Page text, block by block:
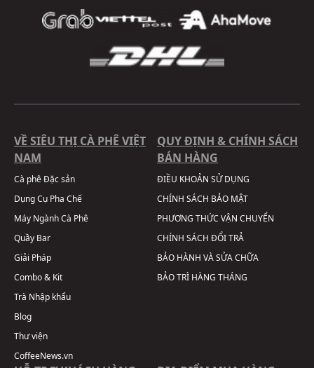
VỀ SIÊU THỊ CÀ PHÊ VIỆT
NAM
Cà phê Đặc sản
Dụng Cụ Pha Chế
Máy Ngành Cà Phê
Quầy Bar
Giải Pháp
Combo & Kit
Trà Nhập khẩu
Blog
Thư viện
CoffeeNews.vn
QUY ĐỊNH & CHÍNH SÁCH
BÁN HÀNG
ĐIỀU KHOẢN SỬ DỤNG
CHÍNH SÁCH BẢO MẬT
PHƯƠNG THỨC VẬN CHUYỂN
CHÍNH SÁCH ĐỔI TRẢ
BẢO HÀNH VÀ SỬA CHỮA
BẢO TRÌ HÀNG THÁNG